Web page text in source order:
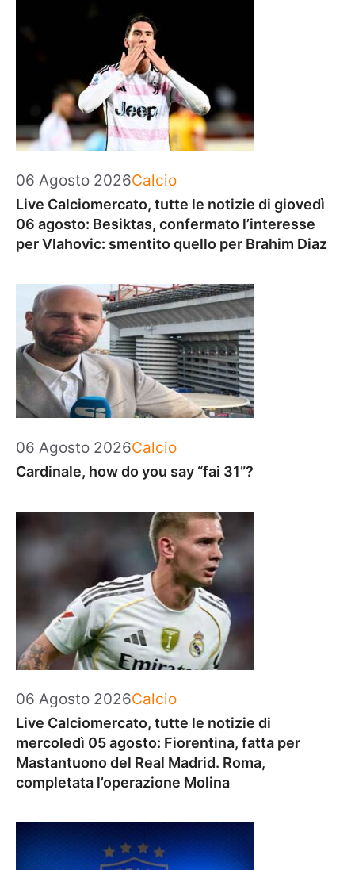
06 Agosto 2026Categorie
Calcio
Live Calciomercato, tutte le notizie di giovedì
06 agosto: Besiktas, confermato l’interesse
per Vlahovic: smentito quello per Brahim Diaz
06 Agosto 2026Categorie
Calcio
Cardinale, how do you say “fai 31”?
06 Agosto 2026Categorie
Calcio
Live Calciomercato, tutte le notizie di
mercoledì 05 agosto: Fiorentina, fatta per
Mastantuono del Real Madrid. Roma,
completata l’operazione Molina